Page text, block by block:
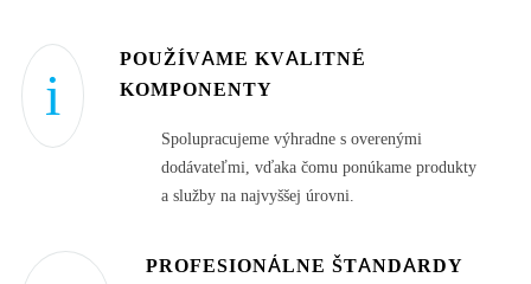
POUŽÍVAME KVALITNÉ
KOMPONENTY
Spolupracujeme výhradne s overenými
dodávateľmi, vďaka čomu ponúkame produkty
a služby na najvyššej úrovni.
PROFESIONÁLNE ŠTANDARDY